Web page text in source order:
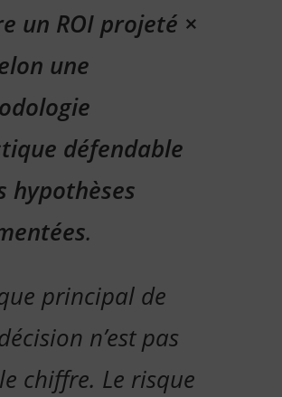
un ROI projeté ×
une
défendable
hypothèses
.
principal de
n’est pas
chiffre. Le risque